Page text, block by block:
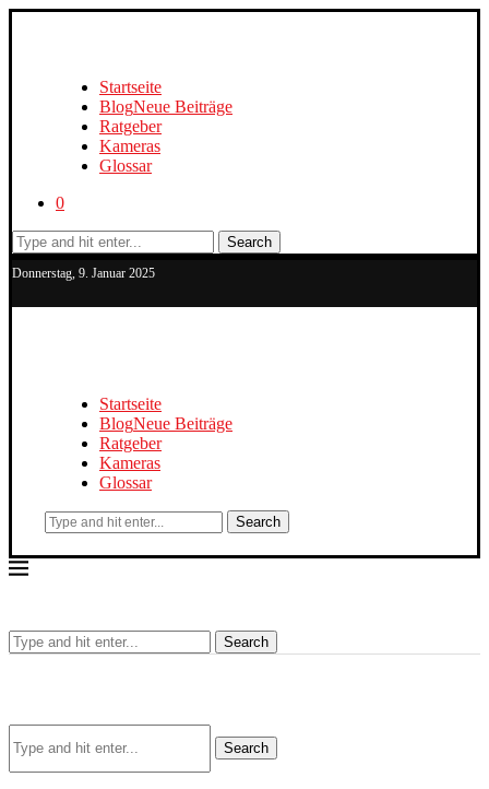
Startseite
BlogNeue Beiträge
Ratgeber
Kameras
Glossar
0
Search
Donnerstag, 9. Januar 2025
Startseite
BlogNeue Beiträge
Ratgeber
Kameras
Glossar
Search
Search
Search